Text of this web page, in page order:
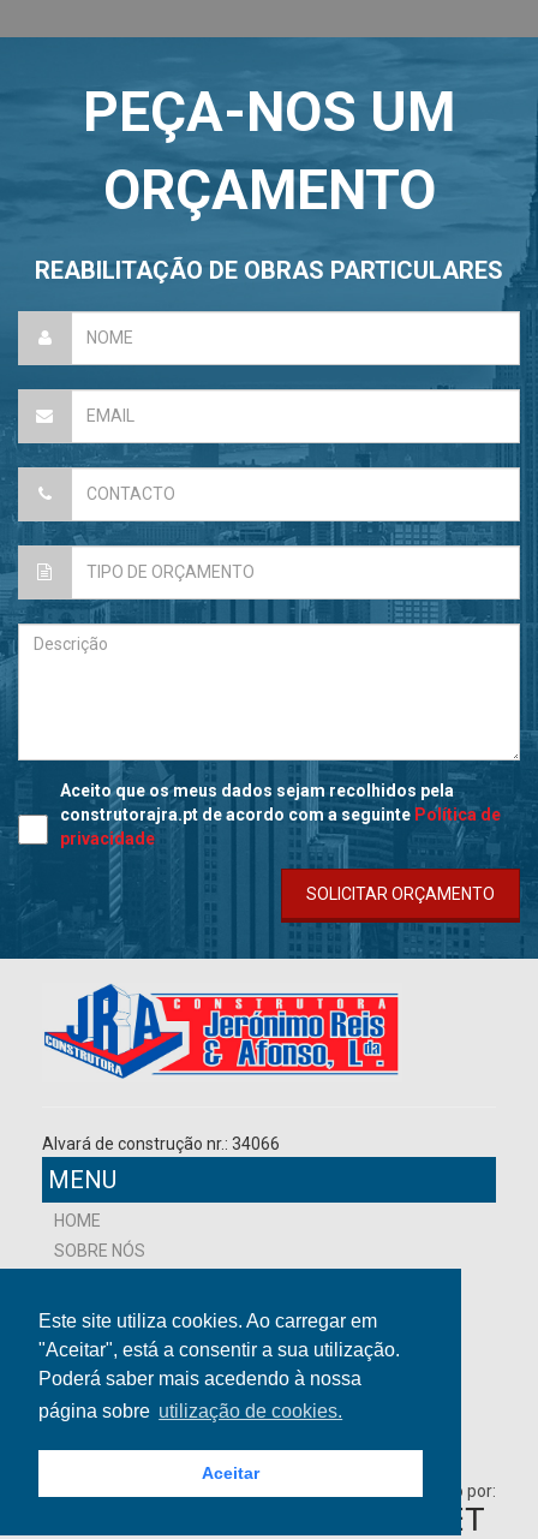
Este site utiliza cookies. Ao carregar em
"Aceitar", está a consentir a sua utilização.
Poderá saber mais acedendo à nossa
página sobre utilização de cookies.
Aceitar
PEÇA-NOS UM
ORÇAMENTO
REABILITAÇÃO DE OBRAS PARTICULARES
Aceito que os meus dados sejam recolhidos pela
construtorajra.pt de acordo com a seguinte Política de
privacidade
SOLICITAR ORÇAMENTO
Alvará de construção nr.: 34066
MENU
HOME
SOBRE NÓS
PROJETOS
CONTACTOS
Desenvolvido por: